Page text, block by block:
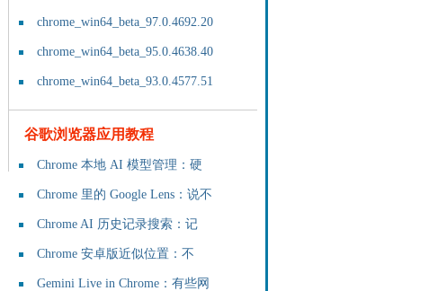
chrome_win64_beta_97.0.4692.20
chrome_win64_beta_95.0.4638.40
chrome_win64_beta_93.0.4577.51
谷歌浏览器应用教程
Chrome 本地 AI 模型管理：硬
Chrome 里的 Google Lens：说不
Chrome AI 历史记录搜索：记
Chrome 安卓版近似位置：不
Gemini Live in Chrome：有些网